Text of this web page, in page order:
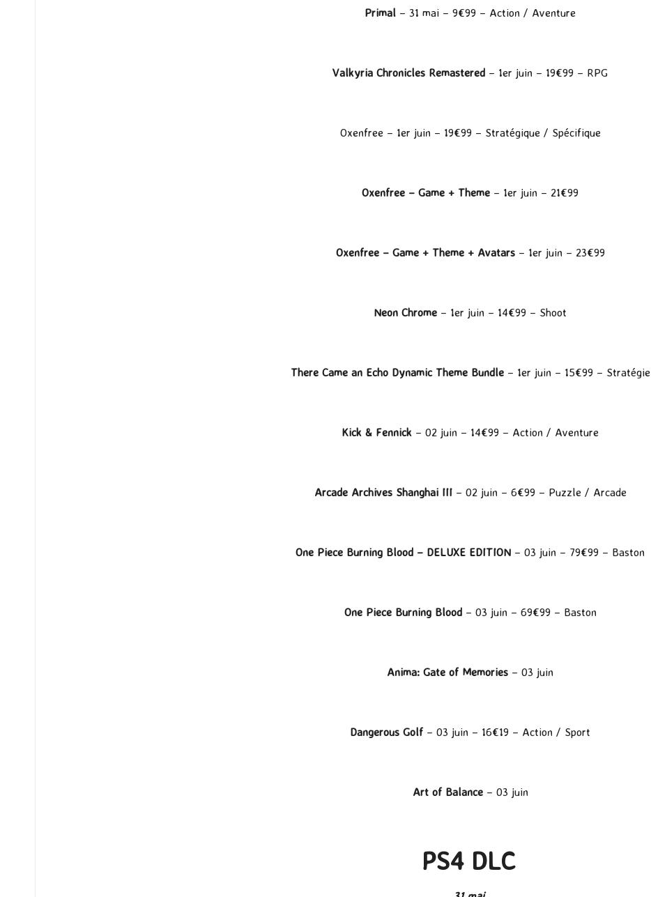
Primal – 31 mai – 9€99 – Action / Aventure
Valkyria Chronicles Remastered – 1er juin – 19€99 – RPG
Oxenfree– 1er juin – 19€99 – Stratégique / Spécifique
Oxenfree – Game + Theme – 1er juin – 21€99
Oxenfree – Game + Theme + Avatars– 1er juin – 23€99
Neon Chrome – 1er juin – 14€99 – Shoot
There Came an Echo Dynamic Theme Bundle– 1er juin – 15€99 – Stratégie
Kick & Fennick – 02 juin – 14€99 – Action / Aventure
Arcade Archives Shanghai III– 02 juin – 6€99 – Puzzle / Arcade
One Piece Burning Blood – DELUXE EDITION – 03 juin – 79€99 – Baston
One Piece Burning Blood– 03 juin – 69€99 – Baston
Anima: Gate of Memories – 03 juin
Dangerous Golf – 03 juin – 16€19 – Action / Sport
Art of Balance– 03 juin
PS4 DLC